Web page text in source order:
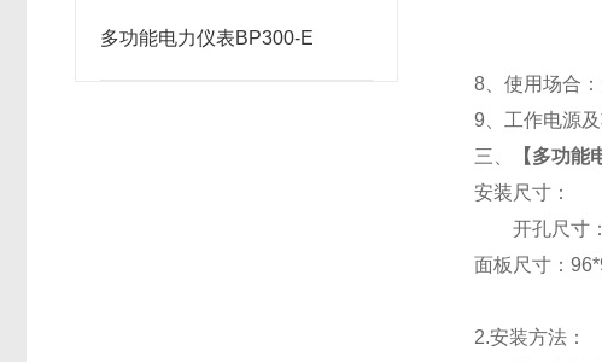
多功能电力仪表BP300-E
8 、使用场合
9 、工作电源
三、
【多功能
安装尺寸：
开孔尺寸
面板尺寸：
2.安装方法：